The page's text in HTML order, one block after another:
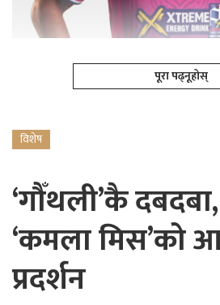
पूरा पढ्नूहोस्
विशेष
‘गौँथली’कै दबदबा,
‘कमला मिस’को
प्रदर्शन